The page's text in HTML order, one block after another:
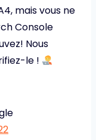
mais vous ne
Console
Nous
le !